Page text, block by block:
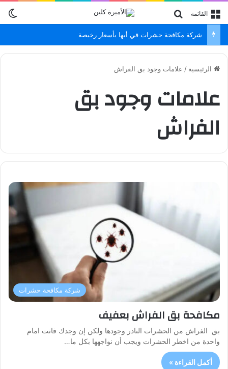
القائمة
شركة مكافحة حشرات في أبها بأسعار رخيصة
الرئيسية / علامات وجود بق الفراش
علامات وجود بق
الفراش
شركة مكافحة حشرات
مكافحة بق الفراش بعفيف
بق الفراش من الحشرات النادر وجودها ولكن إن وجدك فانت امام
واحدة من اخطر الحشرات ويجب أن نواجهها بكل ما…
أكمل القراءة »